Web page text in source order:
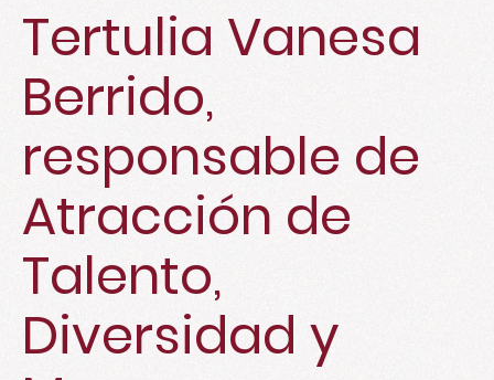
Tertulia Vanesa
Berrido,
responsable de
Atracción de
Talento,
Diversidad y